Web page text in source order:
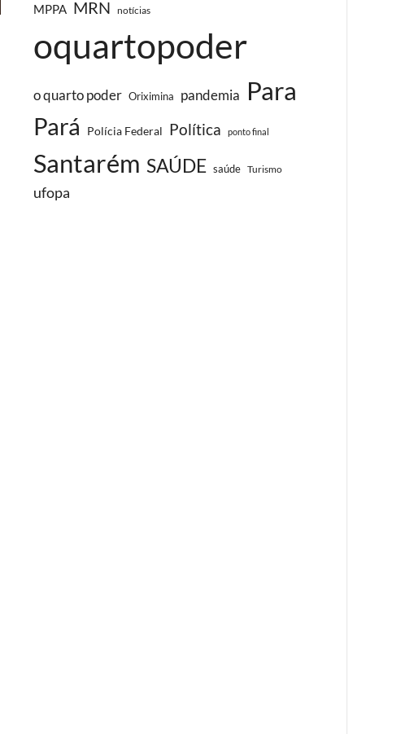
MPPA MRN notícias
oquartopoder
o quarto poder Oriximina pandemia Para
Pará Polícia Federal Política ponto final
Santarém SAÚDE saúde Turismo
ufopa